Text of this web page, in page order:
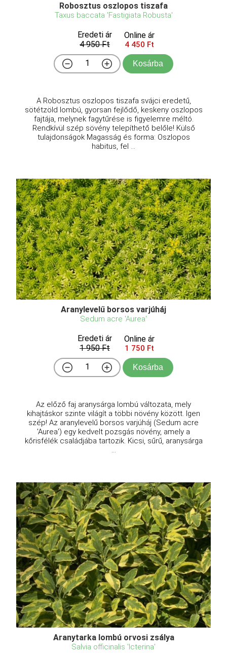
Robosztus oszlopos tiszafa
Taxus baccata 'Fastigiata Robusta'
Eredeti ár
4 950 Ft
Online ár
4 450 Ft
Kosárba
A Robosztus oszlopos tiszafa svájci eredetű,
sötétzöld lombú, gyorsan fejlődő, keskeny oszlopos
fajtája, melynek fagytűrése is figyelemre méltó.
Rendkívül szép sövény telepíthető belőle! Külső
tulajdonságok Magasság és forma: Oszlopos
habitus, fel ...
Aranylevelű borsos varjúháj
Sedum acre 'Aurea'
Eredeti ár
1 950 Ft
Online ár
1 750 Ft
Kosárba
Az előző faj aranysárga lombú változata, mely
kihajtáskor szinte világít a többi növény között. Igen
szép! Az aranylevelű borsos varjúháj (Sedum acre
'Aurea') egy kedvelt pozsgás növény, amely a
kőrisfélék családjába tartozik. Kicsi, sűrű, aranysárga
...
Aranytarka lombú orvosi zsálya
Salvia officinalis 'Icterina'